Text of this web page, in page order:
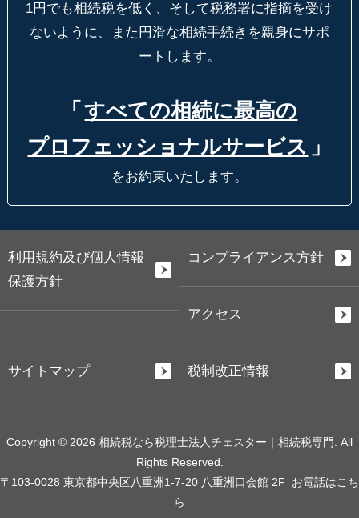
1円でも相続税を低く、そして税務署に指摘を受け
ないように、
また円滑な相続手続きを親身にサポ
ートします。
「 すべての相続に最高の
プロフェッショナルサービス 」
をお約束いたします。
利用規約及び個人情報
保護方針
コンプライアンス方針
アクセス
サイトマップ 税制改正情報
Copyright © 2026 相続税なら税理士法人チェスター｜相続税専門. All
Rights Reserved.
〒103-0028 東京都中央区八重洲1-7-20 八重洲口会館 2F お電話はこち
ら